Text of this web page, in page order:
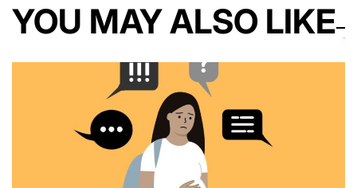
YOU MAY ALSO LIKE